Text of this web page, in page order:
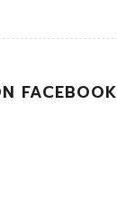
FACEBOOK